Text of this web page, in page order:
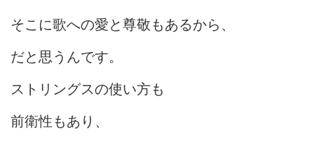
そこに歌への愛と尊敬もあるから、
だと思うんです。
ストリングスの使い方も
前衛性もあり、